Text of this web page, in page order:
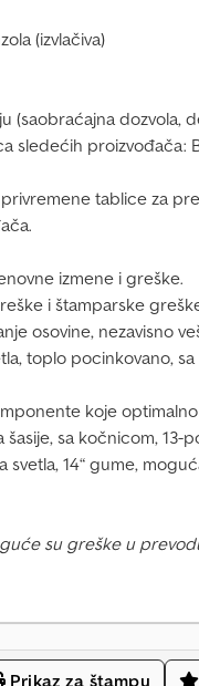
(izvlačiva)
(saobraćajna dozvola,
sledećih proizvođača:
tablice za
izmene i greške.
i štamparske
osovine, nezavisno
toplo pocinkovano,
koje
sa kočnicom, 13-
svetla, 14“ gume,
su greške u
Prikaz za štampu